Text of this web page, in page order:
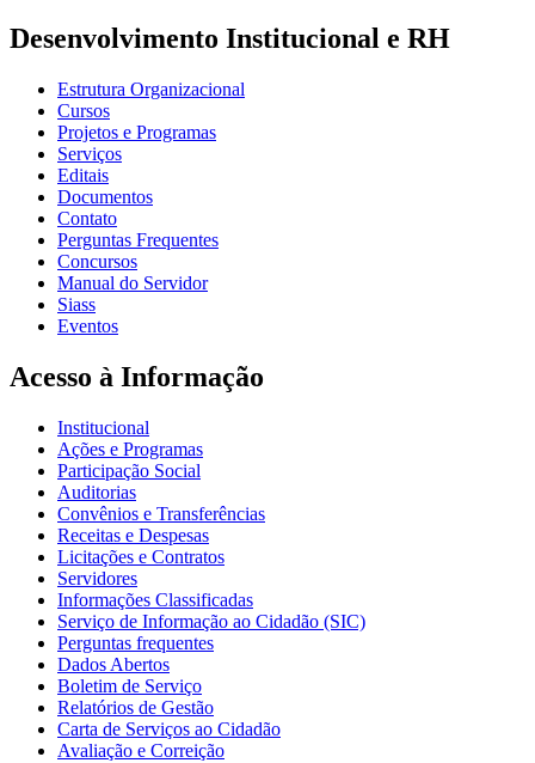
Desenvolvimento Institucional e RH
Estrutura Organizacional
Cursos
Projetos e Programas
Serviços
Editais
Documentos
Contato
Perguntas Frequentes
Concursos
Manual do Servidor
Siass
Eventos
Acesso à Informação
Institucional
Ações e Programas
Participação Social
Auditorias
Convênios e Transferências
Receitas e Despesas
Licitações e Contratos
Servidores
Informações Classificadas
Serviço de Informação ao Cidadão (SIC)
Perguntas frequentes
Dados Abertos
Boletim de Serviço
Relatórios de Gestão
Carta de Serviços ao Cidadão
Avaliação e Correição